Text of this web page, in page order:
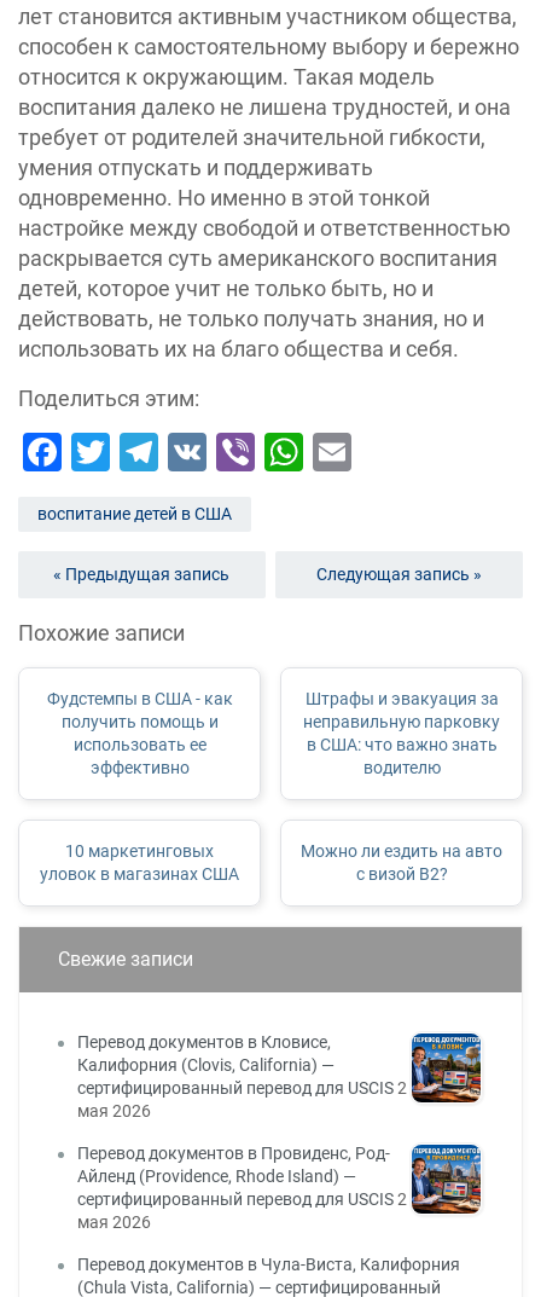
лет становится активным участником общества,
способен к самостоятельному выбору и бережно
относится к окружающим. Такая модель
воспитания далеко не лишена трудностей, и она
требует от родителей значительной гибкости,
умения отпускать и поддерживать
одновременно. Но именно в этой тонкой
настройке между свободой и ответственностью
раскрывается суть американского воспитания
детей, которое учит не только быть, но и
действовать, не только получать знания, но и
использовать их на благо общества и себя.
Поделиться этим:
Facebook
Twitter
Telegram
VK ViberWhatsApp
воспитание детей в США
« Предыдущая запись Следующая запись »
Похожие записи
Фудстемпы в США - как
получить помощь и
использовать ее
эффективно
Штрафы и эвакуация за
неправильную парковку
в США: что важно знать
водителю
10 маркетинговых
уловок в магазинах США
Можно ли ездить на авто
с визой B2?
Свежие записи
Перевод документов в Кловисе,
Калифорния (Clovis, California) —
сертифицированный перевод для USCIS2
мая 2026
Перевод документов в Провиденс, Род-
Айленд (Providence, Rhode Island) —
сертифицированный перевод для USCIS2
мая 2026
Перевод документов в Чула-Виста, Калифорния
(Chula Vista, California) — сертифицированный